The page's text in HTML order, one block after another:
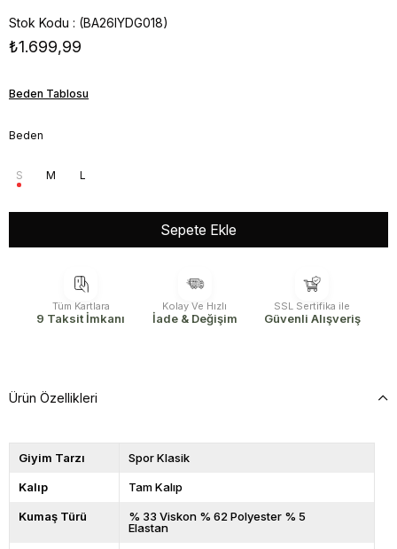
Stok Kodu (BA26IYDG018)
₺1.699,99
Beden Tablosu
Beden
S M L
Tüm Kartlara
9 Taksit İmkanı
Kolay Ve Hızlı
İade & Değişim
SSL Sertifika ile
Güvenli Alışveriş
Ürün Özellikleri
Giyim Tarzı Spor Klasik
Kalıp Tam Kalıp
Kumaş Türü
% 33 Viskon % 62 Polyester % 5
Elastan